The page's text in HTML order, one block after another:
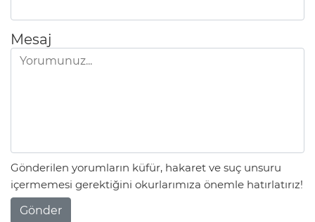
Mesaj
Gönderilen yorumların küfür, hakaret ve suç unsuru
içermemesi gerektiğini okurlarımıza önemle hatırlatırız!
Gönder